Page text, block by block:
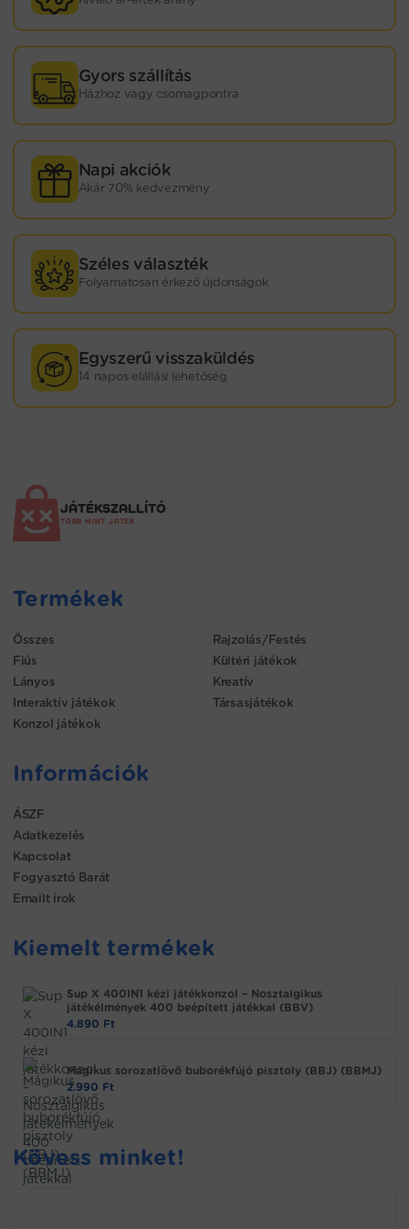
Gyors szállítás
Házhoz vagy csomagpontra
Napi akciók
Akár 70% kedvezmény
Széles választék
Folyamatosan érkező újdonságok
Egyszerű visszaküldés
14 napos elállási lehetőség
JÁTÉKSZALLÍTÓ
TÖBB MINT JÁTÉK
Termékek
Összes
Fiús
Lányos
Interaktív játékok
Konzol játékok
Rajzolás/Festés
Kültéri játékok
Kreatív
Társasjátékok
Információk
ÁSZF
Adatkezelés
Kapcsolat
Fogyasztó Barát
Emailt írok
Kiemelt termékek
Sup X 400IN1 kézi játékkonzol – Nosztalgikus
játékélmények 400 beépített játékkal (BBV)
4.890 Ft
Mágikus sorozatlövő buborékfújó pisztoly (BBJ) (BBMJ)
2.990 Ft
Kövess minket!